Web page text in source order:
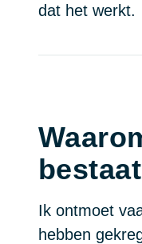
dat het werkt.
bestaat
Ik ontmoet
hebben